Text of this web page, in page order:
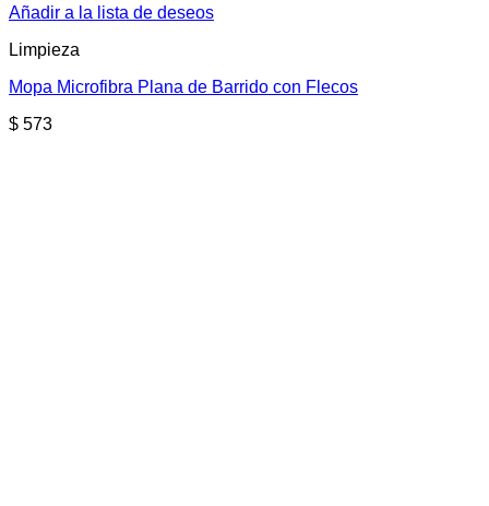
Añadir a la lista de deseos
Limpieza
Mopa Microfibra Plana de Barrido con Flecos
$ 573